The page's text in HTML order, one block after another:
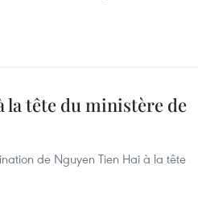
la tête du ministère de
de Nguyen Tien Hai à la tête